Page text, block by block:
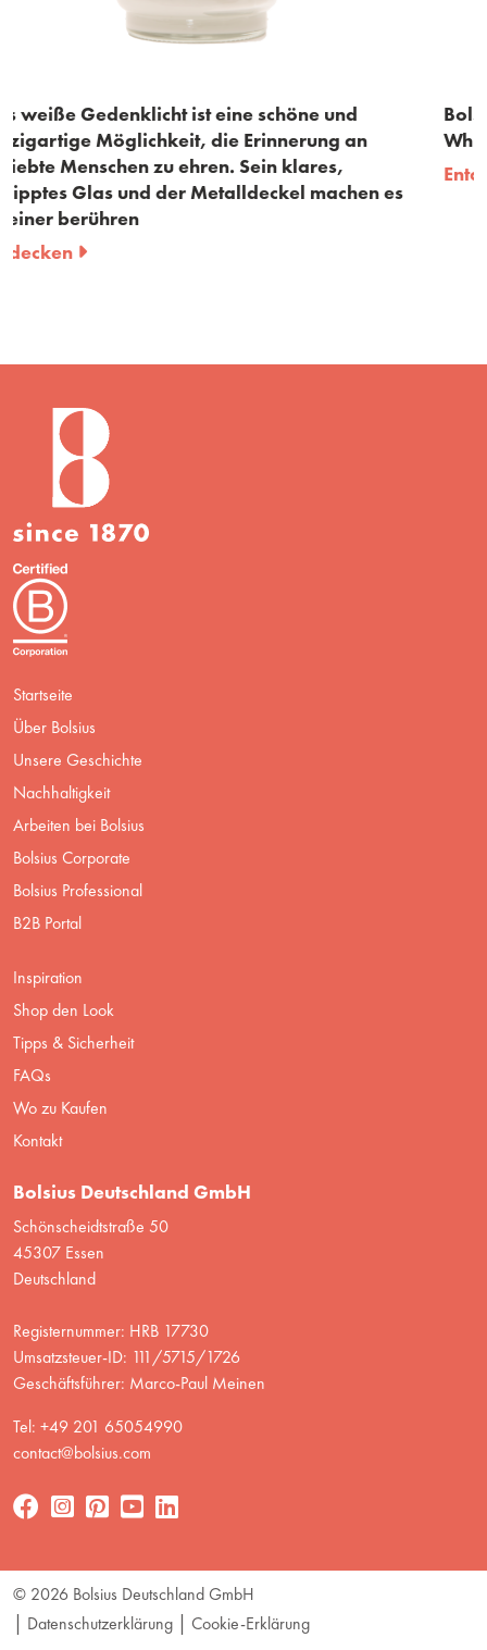
und
an
es
Bolsius- Memorial Light- Glass
White
Entdecken
Startseite
Über Bolsius
Unsere Geschichte
Nachhaltigkeit
Arbeiten bei Bolsius
Bolsius Corporate
Bolsius Professional
B2B Portal
Inspiration
Shop den Look
Tipps & Sicherheit
FAQs
Wo zu Kaufen
Kontakt
Bolsius Deutschland GmbH
Schönscheidtstraße 50
45307 Essen
Deutschland
Registernummer: HRB 17730
Umsatzsteuer-ID: 111/5715/1726
Geschäftsführer: Marco-Paul Meinen
Tel: +49 201 65054990
contact@bolsius.com
© 2026 Bolsius Deutschland GmbH
Datenschutzerklärung
Cookie-Erklärung